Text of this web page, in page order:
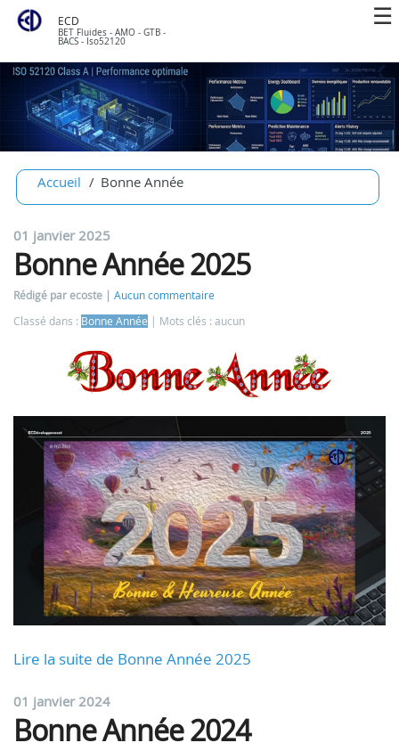
ECD
BET Fluides - AMO - GTB -
BACS - Iso52120
Accueil Bonne Année
01 janvier 2025
Bonne Année 2025
Rédigé par ecoste
Aucun commentaire
Classé dans : Bonne Année Mots clés : aucun
Lire la suite de Bonne Année 2025
01 janvier 2024
Bonne Année 2024